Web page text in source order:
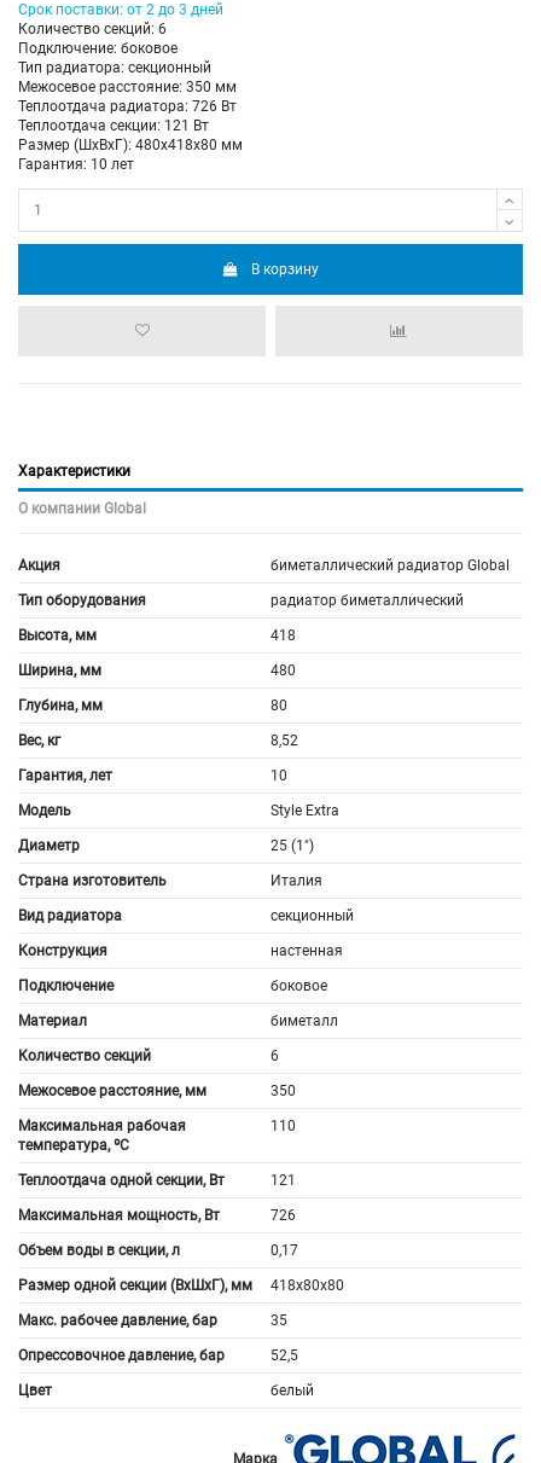
Срок поставки: от 2 до 3 дней
Количество секций: 6
Подключение: боковое
Тип радиатора: секционный
Межосевое расстояние: 350 мм
Теплоотдача радиатора: 726 Вт
Теплоотдача секции: 121 Вт
Размер (ШхВхГ): 480х418х80 мм
Гарантия: 10 лет
В корзину
Характеристики
О компании Global
Акция биметаллический радиатор Global
Тип оборудования радиатор биметаллический
Высота, мм 418
Ширина, мм 480
Глубина, мм 80
Вес, кг 8,52
Гарантия, лет 10
Модель Style Extra
Диаметр 25 (1")
Страна изготовитель Италия
Вид радиатора секционный
Конструкция настенная
Подключение боковое
Материал биметалл
Количество секций 6
Межосевое расстояние, мм 350
Максимальная рабочая
температура, ºС
110
Теплоотдача одной секции, Вт 121
Максимальная мощность, Вт 726
Объем воды в секции, л 0,17
Размер одной секции (ВхШхГ), мм 418x80x80
Макс. рабочее давление, бар 35
Опрессовочное давление, бар 52,5
Цвет белый
Марка